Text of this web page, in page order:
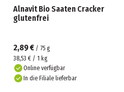
Alnavit Bio Saaten Cracker
glutenfrei
2,89 € / 75 g
38,53 € / 1 kg
Online verfügbar
In die Filiale lieferbar